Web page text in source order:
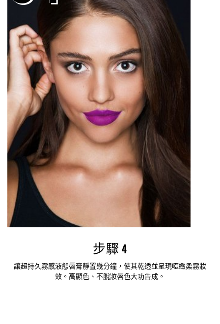
步驟 4
讓超持久霧感液態唇膏靜置幾分鐘，使其乾透並呈現啞緻柔霧妝
效。高顯色、不脫妝唇色大功告成。